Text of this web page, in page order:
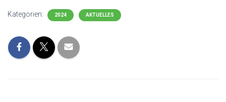
Kategorien: 2024 AKTUELLES